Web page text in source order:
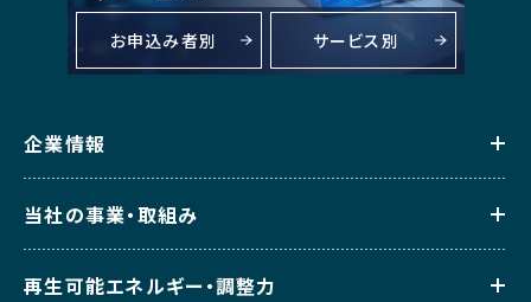
お申込み者別 サービス別
企業情報
当社の事業・取組み
再生可能エネルギー・調整力